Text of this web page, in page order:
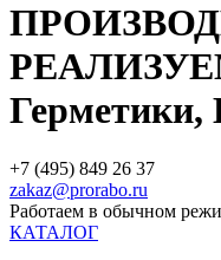
Герметики,
+7 (495) 849 26 37
zakaz@prorabo.ru
Работаем в обычном
КАТАЛОГ